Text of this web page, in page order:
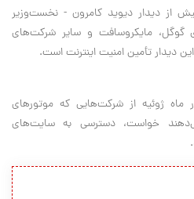
از دیدار دیوید کامرون - نخست‌وزیر
گوگل، مایکروسافت و سایر شرکت‌های
دیدار تأمین امنیت اینترنت است.
ماه ژوئیه از شرکت‌هایی که موتورهای
می‌دهند خواست، دسترسی به سایت‌های